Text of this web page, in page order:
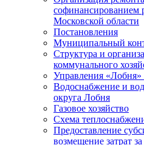
софинансированием
Московской области
Постановления
Муниципальный
Структура и
коммунального
Управления
Водоснабжение и
округа Лобня
Газовое хозяйство
Схема
Предоставление
возмещение затрат